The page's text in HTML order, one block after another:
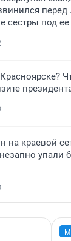
сестры под ее
на краевой
упали